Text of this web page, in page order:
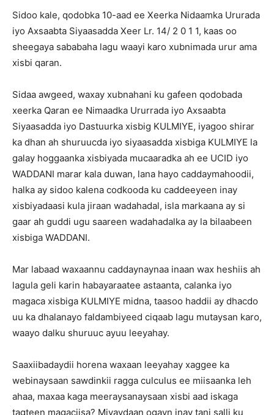
Sidoo kale, qodobka 10-aad ee Xeerka Nidaamka Ururada
iyo Axsaabta Siyaasadda Xeer Lr. 14/ 2 0 1 1, kaas oo
sheegaya sababaha lagu waayi karo xubnimada urur ama
xisbi qaran.
Sidaa awgeed, waxay xubnahani ku gafeen qodobada
xeerka Qaran ee Nimaadka Ururrada iyo Axsaabta
Siyaasadda iyo Dastuurka xisbig KULMIYE, iyagoo shirar
ka dhan ah shuruucda iyo siyaasadda xisbiga KULMIYE la
galay hoggaanka xisbiyada mucaaradka ah ee UCID iyo
WADDANI marar kala duwan, lana hayo caddaymahoodii,
halka ay sidoo kalena codkooda ku caddeeyeen inay
xisbiyadaasi kula jiraan wadahadal, isla markaana ay si
gaar ah guddi ugu saareen wadahadalka ay la bilaabeen
xisbiga WADDANI.
Mar labaad waxaannu caddaynaynaa inaan wax heshiis ah
lagula geli karin habayaraatee astaanta, calanka iyo
magaca xisbiga KULMIYE midna, taasoo haddii ay dhacdo
uu ka dhalanayo faldambiyeed ciqaab lagu mutaysan karo,
waayo dalku shuruuc ayuu leeyahay.
Saaxiibadaydii horena waxaan leeyahay xaggee ka
webinaysaan sawdinkii ragga culculus ee miisaanka leh
ahaa, maxaa kaga meeraysanaysaan xisbi aad iskaga
tagteen magaciisa? Miyaydaan ogayn inay tani salli ku